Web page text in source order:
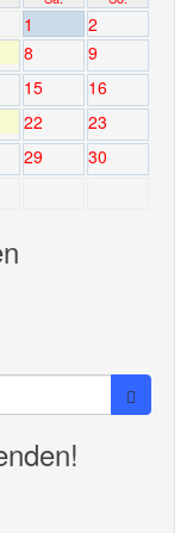
1
2
8
9
15
16
22
23
29
30